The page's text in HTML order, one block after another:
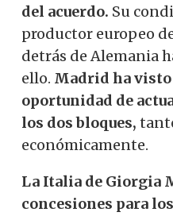
del acuerdo. Su
productor europeo
detrás de Alemania
ello. Madrid ha visto
oportunidad de
los dos bloques,
económicamente.
La Italia de Giorgia
concesiones para